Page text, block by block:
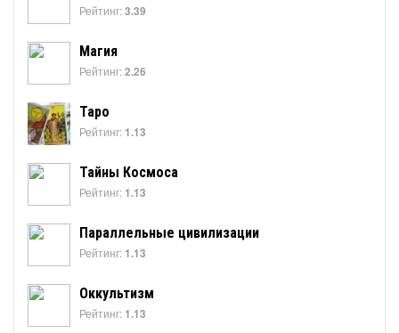
Рейтинг:3.39
Магия
Рейтинг:2.26
Таро
Рейтинг: 1.13
Тайны Космоса
Рейтинг: 1.13
Параллельные цивилизации
Рейтинг: 1.13
Оккультизм
Рейтинг: 1.13